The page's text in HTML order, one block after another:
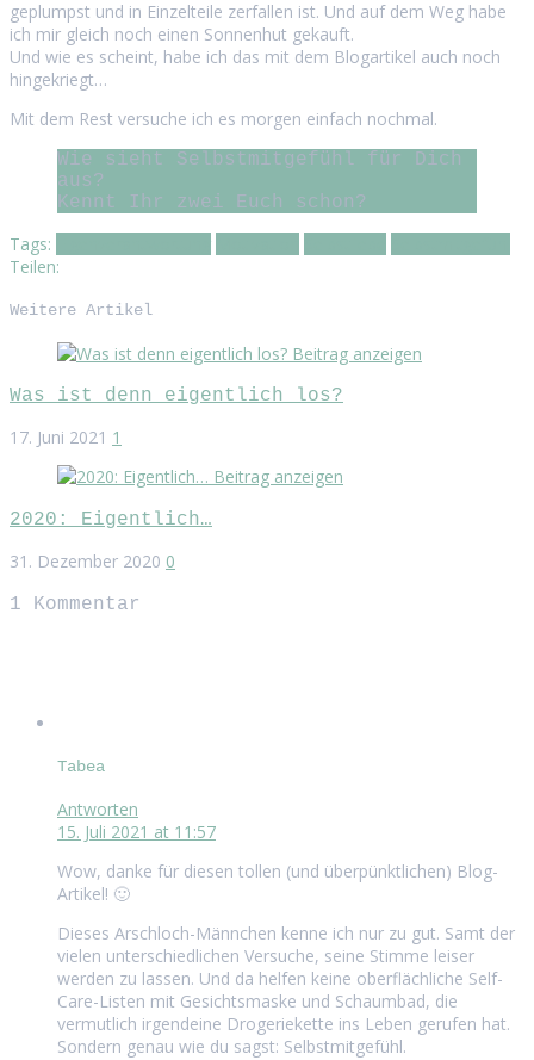
geplumpst und in Einzelteile zerfallen ist. Und auf dem Weg habe
ich mir gleich noch einen Sonnenhut gekauft.
Und wie es scheint, habe ich das mit dem Blogartikel auch noch
hingekriegt…
Mit dem Rest versuche ich es morgen einfach nochmal.
Wie sieht Selbstmitgefühl für Dich
aus?
Kennt Ihr zwei Euch schon?
Tags:
Teilen:
Weitere Artikel
Beitrag anzeigen
Was ist denn eigentlich los?
17. Juni 2021 1
Beitrag anzeigen
2020: Eigentlich…
31. Dezember 2020 0
1
Kommentar
Tabea
Antworten
15. Juli 2021 at 11:57
Wow, danke für diesen tollen (und überpünktlichen) Blog-
Artikel! 🙂
Dieses Arschloch-Männchen kenne ich nur zu gut. Samt der
vielen unterschiedlichen Versuche, seine Stimme leiser
werden zu lassen. Und da helfen keine oberflächliche Self-
Care-Listen mit Gesichtsmaske und Schaumbad, die
vermutlich irgendeine Drogeriekette ins Leben gerufen hat.
Sondern genau wie du sagst: Selbstmitgefühl.